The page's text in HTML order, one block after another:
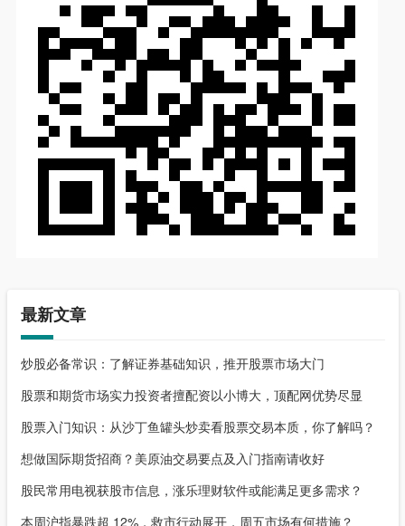
最新文章
炒股必备常识：了解证券基础知识，推开股票市场大门
股票和期货市场实力投资者擅配资以小博大，顶配网优势尽显
股票入门知识：从沙丁鱼罐头炒卖看股票交易本质，你了解吗？
想做国际期货招商？美原油交易要点及入门指南请收好
股民常用电视获股市信息，涨乐理财软件或能满足更多需求？
本周沪指暴跌超 12%，救市行动展开，周五市场有何措施？